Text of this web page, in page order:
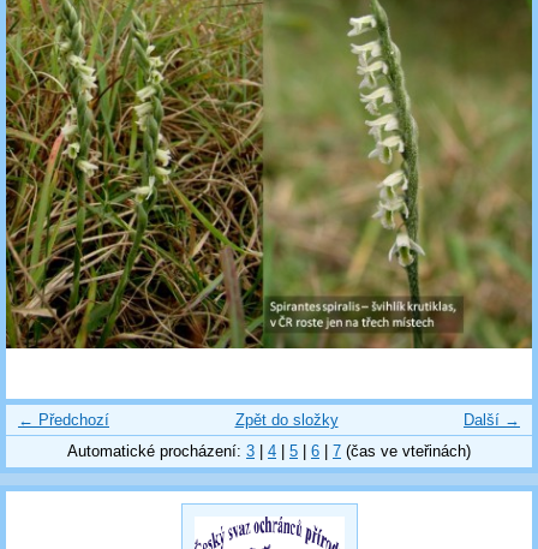
← Předchozí Další →
Zpět do složky
Automatické procházení: 3 4 5 6 7 (čas ve vteřinách)